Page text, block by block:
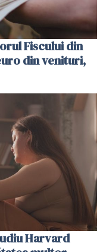
Fiscului din
din venituri,
Harvard